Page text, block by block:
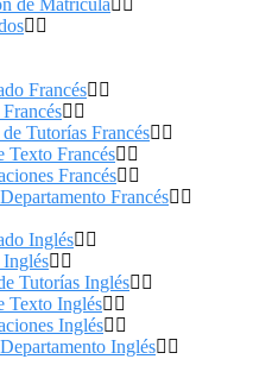
de Matrícula
Francés
Tutorías Francés
Texto Francés
Francés
Francés
Inglés
Tutorías Inglés
Texto Inglés
Inglés
Inglés